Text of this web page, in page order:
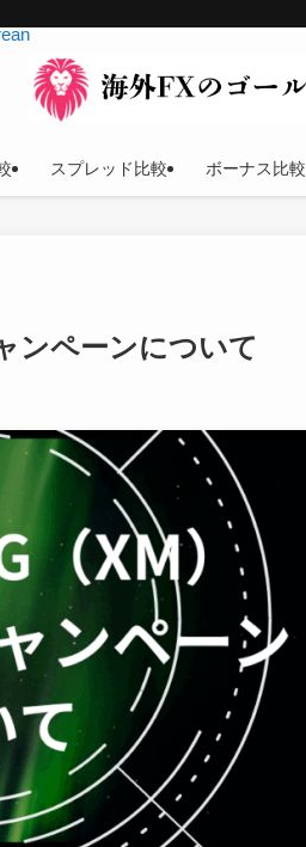
スプレッド比較 ボーナス比較
ンペーンについて